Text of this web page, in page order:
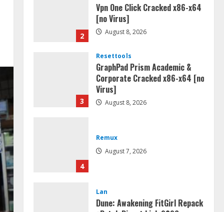
2
Vpn One Click Cracked x86-x64
[no Virus]
August 8, 2026
3
Resettools
GraphPad Prism Academic &
Corporate Cracked x86-x64 [no
Virus]
August 8, 2026
4
Remux
August 7, 2026
Lan
Dune: Awakening FitGirl Repack